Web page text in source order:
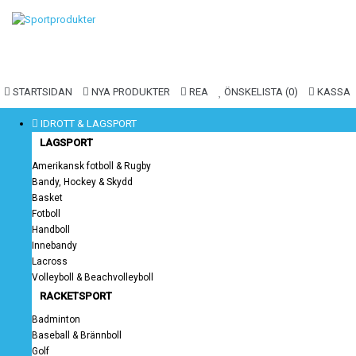
STARTSIDAN NYA PRODUKTER REA ÖNSKELISTA (0) KASSA
IDROTT & LAGSPORT
LAGSPORT
Amerikansk fotboll & Rugby
Bandy, Hockey & Skydd
Basket
Fotboll
Handboll
Innebandy
Lacross
Volleyboll & Beachvolleyboll
RACKETSPORT
Badminton
Baseball & Brännboll
Golf